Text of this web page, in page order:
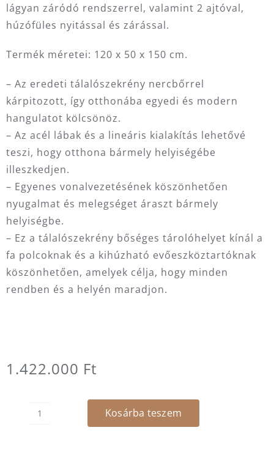
lágyan záródó rendszerrel, valamint 2 ajtóval,
húzófüles nyitással és zárással.
Termék méretei: 120 x 50 x 150 cm.
– Az eredeti tálalószekrény nercbőrrel
kárpitozott, így otthonába egyedi és modern
hangulatot kölcsönöz.
– Az acél lábak és a lineáris kialakítás lehetővé
teszi, hogy otthona bármely helyiségébe
illeszkedjen.
– Egyenes vonalvezetésének köszönhetően
nyugalmat és melegséget áraszt bármely
helyiségbe.
– Ez a tálalószekrény bőséges tárolóhelyet kínál a
fa polcoknak és a kihúzható evőeszköztartóknak
köszönhetően, amelyek célja, hogy minden
rendben és a helyén maradjon.
1.422.000 Ft
Luna
Kosárba teszem